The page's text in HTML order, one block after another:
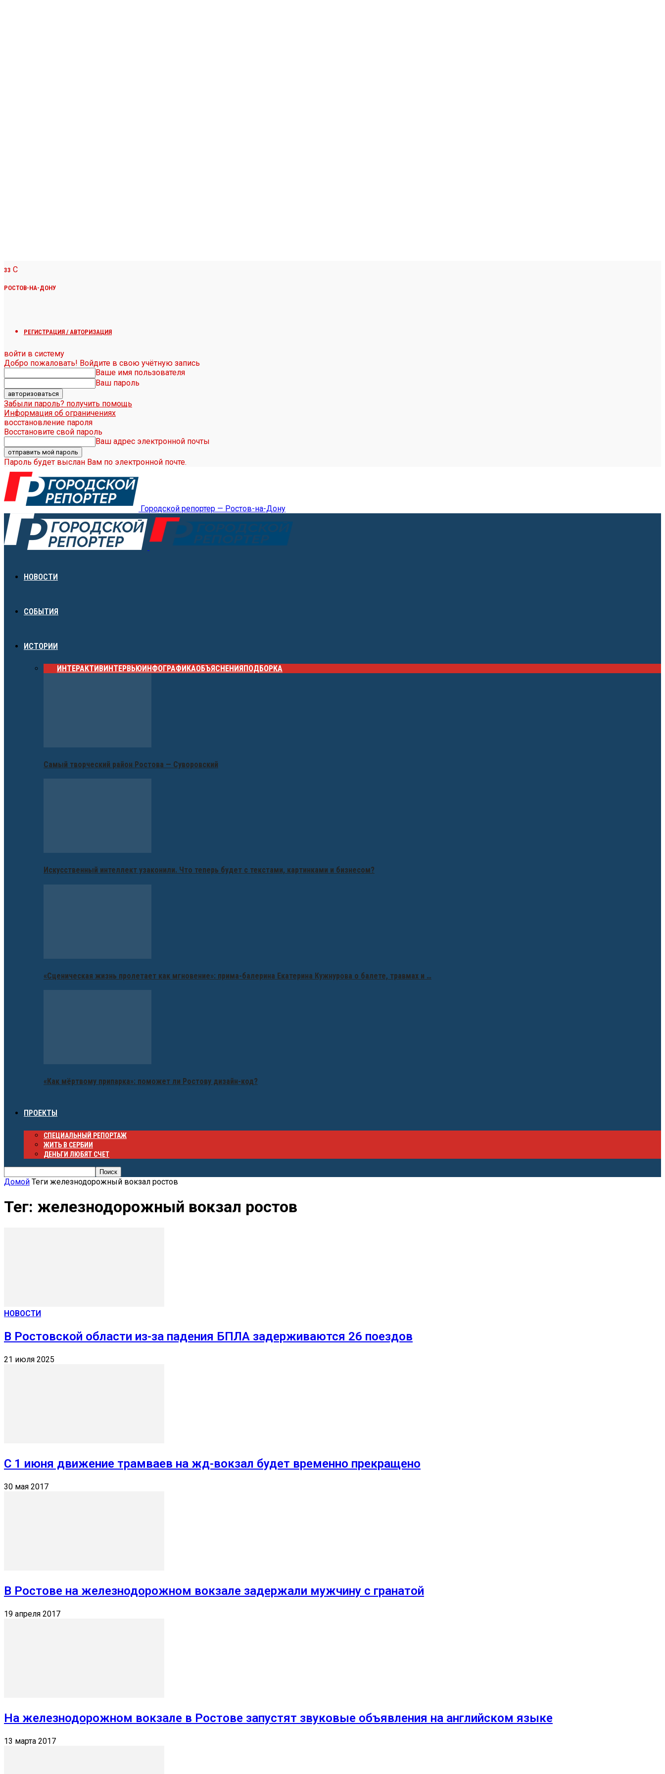
33 C
РОСТОВ-НА-ДОНУ
РЕГИСТРАЦИЯ / АВТОРИЗАЦИЯ
войти в систему
Добро пожаловать! Войдите в свою учётную запись
Ваше имя пользователя
Ваш пароль
Забыли пароль? получить помощь
Информация об ограничениях
восстановление пароля
Восстановите свой пароль
Ваш адрес электронной почты
Пароль будет выслан Вам по электронной почте.
Городской репортер — Ростов-на-Дону
НОВОСТИ
СОБЫТИЯ
ИСТОРИИ
ИНТЕРАКТИВИНТЕРВЬЮИНФОГРАФИКАОБЪЯСНЕНИЯПОДБОРКА
Самый творческий район Ростова — Суворовский
Искусственный интеллект узаконили. Что теперь будет с текстами, картинками и бизнесом?
«Сценическая жизнь пролетает как мгновение»: прима-балерина Екатерина Кужнурова о балете, травмах и …
«Как мёртвому припарка»: поможет ли Ростову дизайн-код?
ПРОЕКТЫ
СПЕЦИАЛЬНЫЙ РЕПОРТАЖ
ЖИТЬ В СЕРБИИ
ДЕНЬГИ ЛЮБЯТ СЧЕТ
Домой Теги железнодорожный вокзал ростов
Тег: железнодорожный вокзал ростов
НОВОСТИ
В Ростовской области из-за падения БПЛА задерживаются 26 поездов
21 июля 2025
С 1 июня движение трамваев на жд-вокзал будет временно прекращено
30 мая 2017
В Ростове на железнодорожном вокзале задержали мужчину с гранатой
19 апреля 2017
На железнодорожном вокзале в Ростове запустят звуковые объявления на английском языке
13 марта 2017